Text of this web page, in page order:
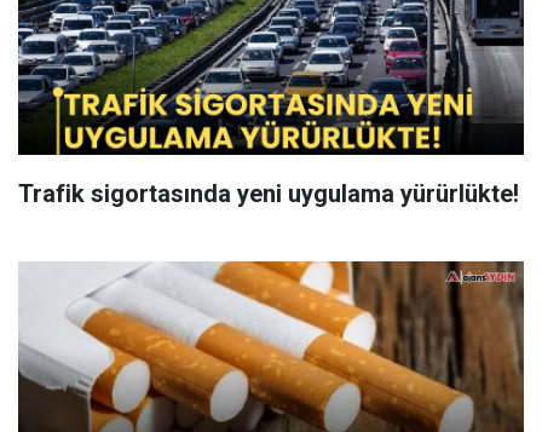
Trafik sigortasında yeni uygulama yürürlükte!